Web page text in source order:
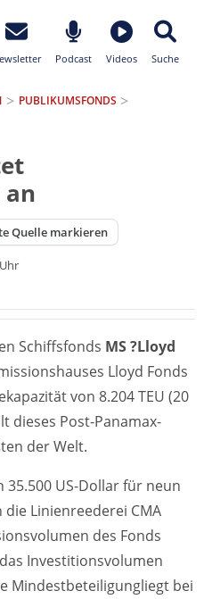
Podcast Videos Suche
PUBLIKUMSFONDS
Quelle markieren
Schiffsfonds MS ?Lloyd
Lloyd Fonds
von 8.204 TEU (20
dieses Post-Panamax-
der Welt.
35.500 US-Dollar für neun
Linienreederei CMA
des Fonds
Investitionsvolumen
Mindestbeteiligungliegt bei